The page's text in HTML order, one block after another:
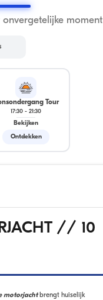
moment
Tour
17:30 - 21:30
Bekijken
Ontdekken
// 10
motorjachtbrengt huiselijk